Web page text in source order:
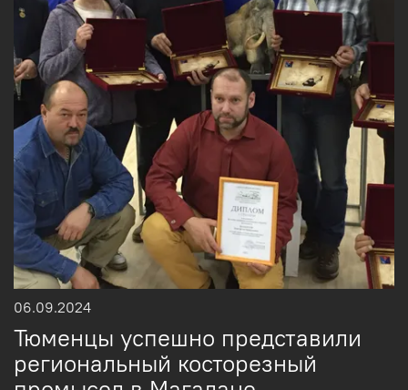
06.09.2024
Тюменцы успешно представили
региональный косторезный